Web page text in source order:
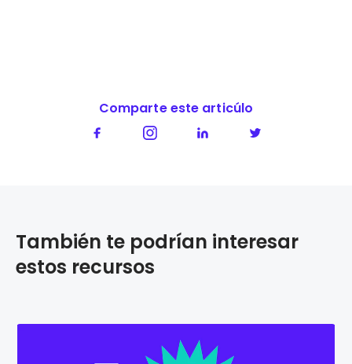
Comparte este articúlo
También te podrían interesar
estos recursos